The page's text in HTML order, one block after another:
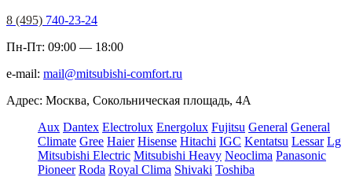
8 (495) 740-23-24
Пн-Пт: 09:00 — 18:00
e-mail: mail@mitsubishi-comfort.ru
Адрес: Москва, Сокольническая площадь, 4А
Aux Dantex Electrolux Energolux Fujitsu General General
Climate Gree Haier Hisense Hitachi IGC Kentatsu Lessar Lg
Mitsubishi Electric Mitsubishi Heavy Neoclima Panasonic
Pioneer Roda Royal Clima Shivaki Toshiba